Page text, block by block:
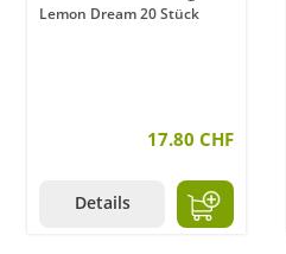
Lemon Dream 20 Stück
17.80 CHF
Details